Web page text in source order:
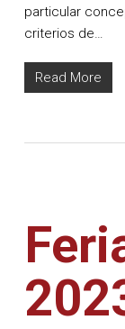
particular
criterios de…
Read More